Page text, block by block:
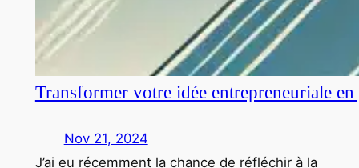
Transformer votre idée entrepreneuriale
Nov 21, 2024
J’ai eu récemment la chance de réfléchir à la